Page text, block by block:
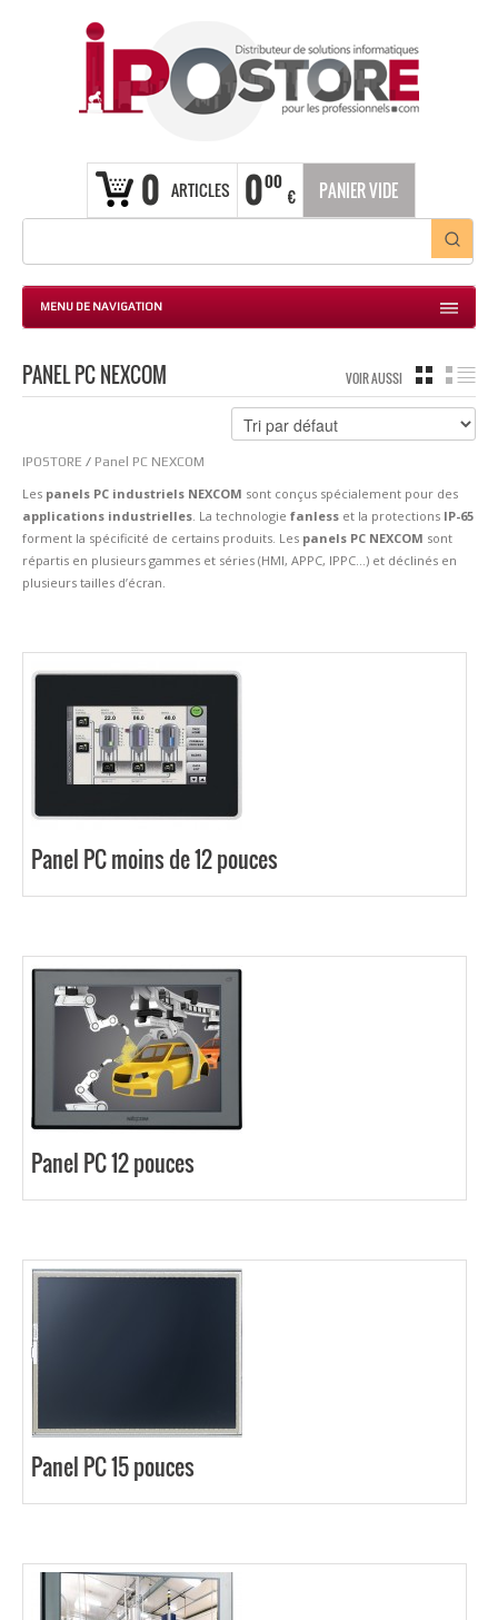
0 ARTICLES 000
€ PANIER VIDE
MENU DE NAVIGATION
PANEL PC NEXCOM VOIR AUSSI GRILLE
IPOSTORE / Panel PC NEXCOM
Les panels PC industriels NEXCOM sont conçus spécialement pour des
applications industrielles . La technologie fanless et la protections IP-65
forment la spécificité de certains produits. Les panels PC NEXCOM sont
répartis en plusieurs gammes et séries (HMI, APPC, IPPC…) et déclinés en
plusieurs tailles d’écran.
Panel PC moins de 12 pouces
Panel PC 12 pouces
Panel PC 15 pouces